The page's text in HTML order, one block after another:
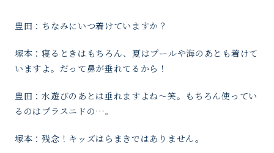
豊田：ちなみにいつ着けていますか？
塚本：寝るときはもちろん、夏はプールや海のあとも着けて
いますよ。だって鼻が垂れてるから！
豊田：水遊びのあとは垂れますよね〜笑。もちろん使ってい
るのはプラスニドの…。
塚本：残念！キッズはらまきではありません。